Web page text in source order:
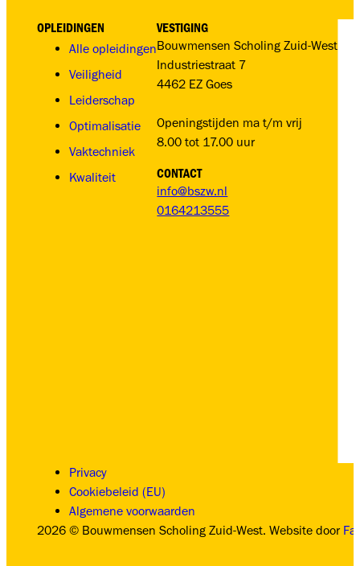
OPLEIDINGEN
Alle opleidingen
Veiligheid
Leiderschap
Optimalisatie
Vaktechniek
Kwaliteit
VESTIGING
Bouwmensen Scholing Zuid-West
Industriestraat 7
4462 EZ Goes
Openingstijden ma t/m vrij
8.00 tot 17.00 uur
CONTACT
info@bszw.nl
0164213555
Privacy
Cookiebeleid (EU)
Algemene voorwaarden
2026 © Bouwmensen Scholing Zuid-West. Website door